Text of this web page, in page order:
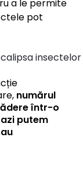
a le permite
pot
numărul
într-o
putem